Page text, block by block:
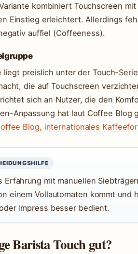
kombiniert Touchscreen
Einstieg erleichtert. Allerdings
auffiel (Coffeeness).
liegt preislich unter der Touch-
die auf Touchscreen
sich an Nutzer, die den
Anpassung hat laut Coffee Blog
Blog, internationales
Erfahrung mit manuellen
einem Vollautomaten kommt
Impress besser bedient.
Barista Touch gut?